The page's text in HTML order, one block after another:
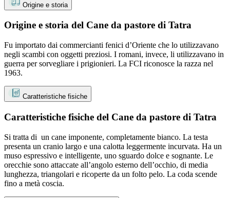
Origine e storia
Origine e storia del Cane da pastore di Tatra
Fu importato dai commercianti fenici d’Oriente che lo utilizzavano
negli scambi con oggetti preziosi. I romani, invece, li utilizzavano in
guerra per sorvegliare i prigionieri. La FCI riconosce la razza nel
1963.
Caratteristiche fisiche
Caratteristiche fisiche del Cane da pastore di Tatra
Si tratta di un cane imponente, completamente bianco. La testa
presenta un cranio largo e una calotta leggermente incurvata. Ha un
muso espressivo e intelligente, uno sguardo dolce e sognante. Le
orecchie sono attaccate all’angolo esterno dell’occhio, di media
lunghezza, triangolari e ricoperte da un folto pelo. La coda scende
fino a metà coscia.